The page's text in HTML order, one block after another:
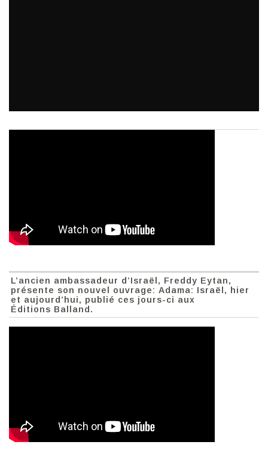
L’ancien ambassadeur d’Israël, Freddy Eytan,
présente son nouvel ouvrage: Adama: Israël, hier
et aujourd’hui, publié ces jours-ci aux
Éditions Balland.